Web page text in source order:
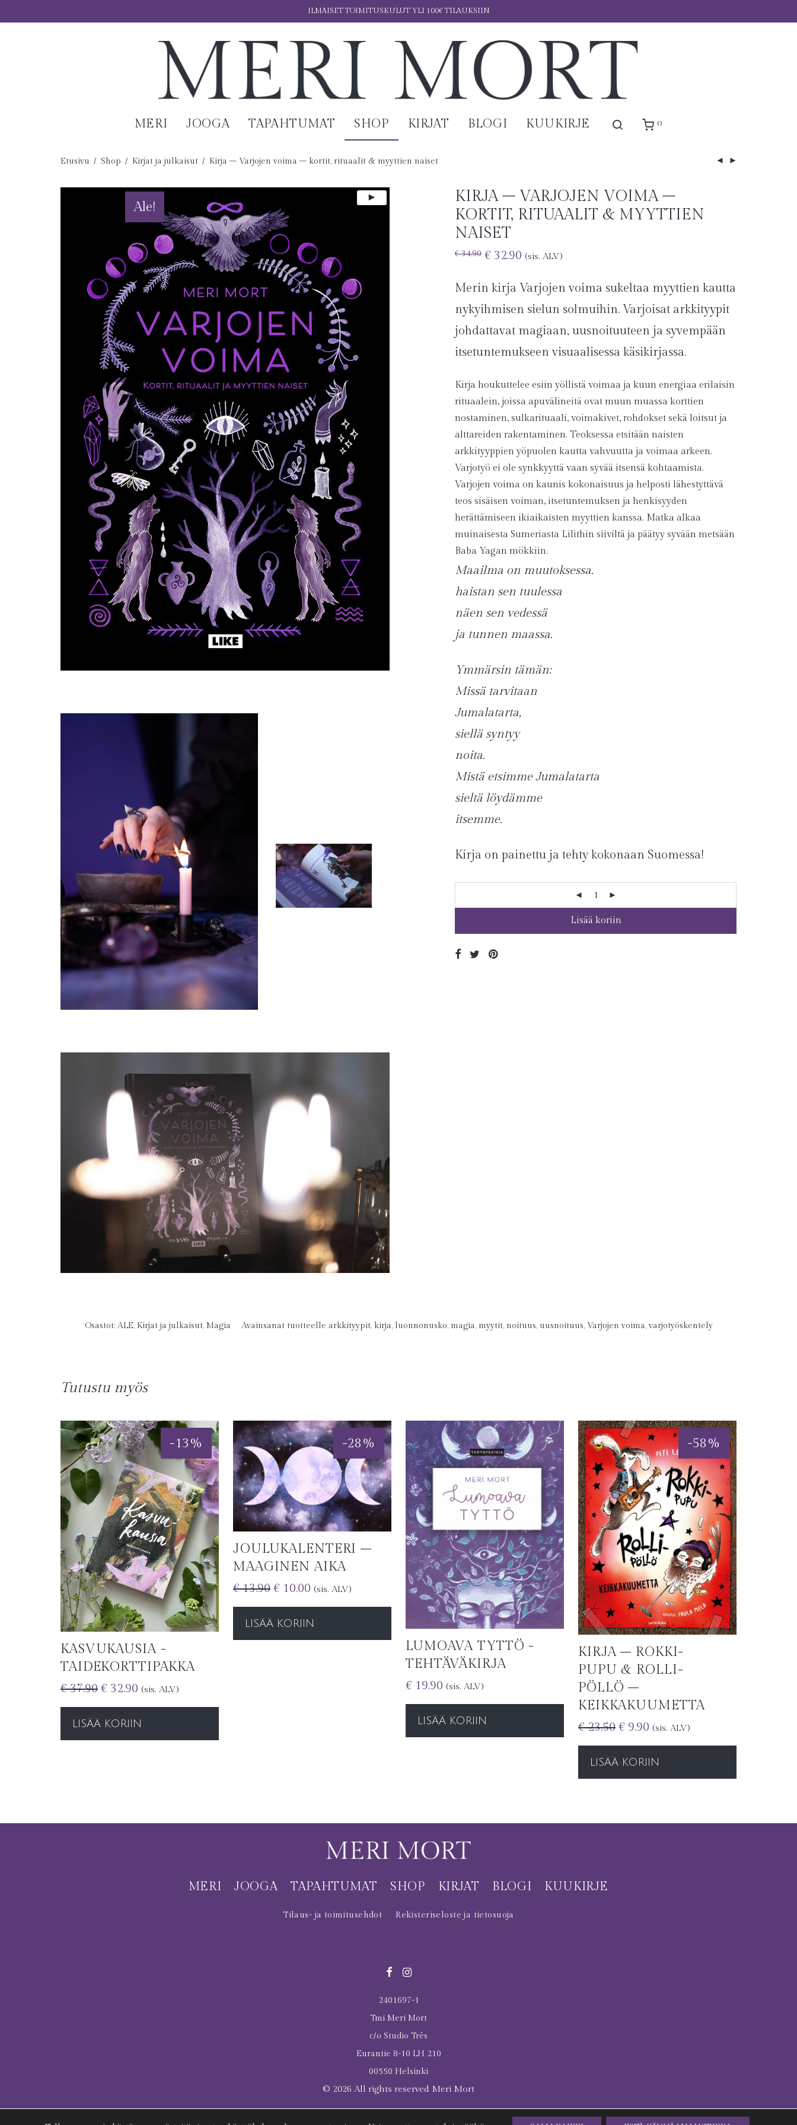
ILMAISET TOIMITUSKULUT YLI 100€ TILAUKSIIN
MERI JOOGA TAPAHTUMAT SHOP KIRJAT BLOGI KUUKIRJE 0
Etusivu / Shop / Kirjat ja julkaisut / Kirja – Varjojen voima – kortit, rituaalit & myyttien naiset
Ale!
KIRJA – VARJOJEN VOIMA –
KORTIT, RITUAALIT & MYYTTIEN
NAISET
€34.90 € 32.90 (sis. ALV)
Merin kirja Varjojen voima sukeltaa myyttien kautta
nykyihmisen sielun solmuihin. Varjoisat arkkityypit
johdattavat magiaan, uusnoituuteen ja syvempään
itsetuntemukseen visuaalisessa käsikirjassa.
Kirja houkuttelee esiin yöllistä voimaa ja kuun energiaa erilaisin
rituaalein, joissa apuvälineitä ovat muun muassa korttien
nostaminen, sulkarituaali, voimakivet, rohdokset sekä loitsut ja
alttareiden rakentaminen. Teoksessa etsitään naisten
arkkityyppien yöpuolen kautta vahvuutta ja voimaa arkeen.
Varjotyö ei ole synkkyyttä vaan syvää itsensä kohtaamista.
Varjojen voima on kaunis kokonaisuus ja helposti lähestyttävä
teos sisäisen voiman, itsetuntemuksen ja henkisyyden
herättämiseen ikiaikaisten myyttien kanssa. Matka alkaa
muinaisesta Sumeriasta Lilithin siiviltä ja päätyy syvään metsään
Baba Yagan mökkiin.
Maailma on muutoksessa.
haistan sen tuulessa
näen sen vedessä
ja tunnen maassa.
Ymmärsin tämän:
Missä tarvitaan
Jumalatarta,
siellä syntyy
noita.
Mistä etsimme Jumalatarta
sieltä löydämme
itsemme.
Kirja on painettu ja tehty kokonaan Suomessa!
Lisää koriin
Osastot: ALE, Kirjat ja julkaisut, Magia Avainsanat tuotteelle arkkityypit, kirja, luonnonusko, magia, myytit, noituus, uusnoituus, Varjojen voima,varjotyöskentely
Tutustu myös
-13%
KASVUKAUSIA -
TAIDEKORTTIPAKKA
€37.90 € 32.90 (sis. ALV)
LISÄÄ KORIIN
-28%
JOULUKALENTERI –
MAAGINEN AIKA
€13.90 € 10.00 (sis. ALV)
LISÄÄ KORIIN
LUMOAVA TYTTÖ -
TEHTÄVÄKIRJA
€ 19.90 (sis. ALV)
LISÄÄ KORIIN
-58%
KIRJA – ROKKI-
PUPU & ROLLI-
PÖLLÖ –
KEIKKAKUUMETTA
€23.50 € 9.90 (sis. ALV)
LISÄÄ KORIIN
MERI JOOGA TAPAHTUMAT SHOP KIRJAT BLOGI KUUKIRJE
Tilaus- ja toimitusehdot Rekisteriseloste ja tietosuoja
2401697-1
Tmi Meri Mort
c/o Studio Très
Eurantie 8-10 LH 210
00550 Helsinki
© 2026 All rights reserved Meri Mort